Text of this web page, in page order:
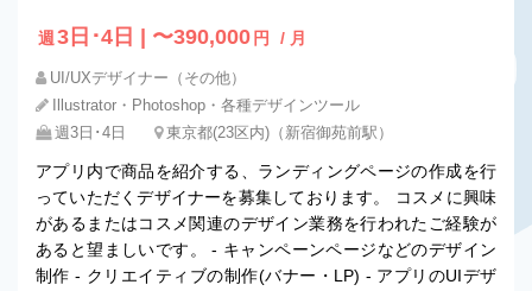
週 3日･4日 | 〜390,000 円 / 月
UI/UXデザイナー（その他）
Illustrator・Photoshop・各種デザインツール
週3日･4日
東京都(23区内)（新宿御苑前駅）
アプリ内で商品を紹介する、ランディングページの作成を行
っていただくデザイナーを募集しております。 コスメに興味
があるまたはコスメ関連のデザイン業務を行われたご経験が
あると望ましいです。 - キャンペーンページなどのデザイン
制作 - クリエイティブの制作(バナー・LP) - アプリのUIデザ